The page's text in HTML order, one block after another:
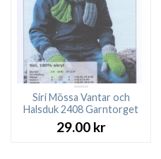
Siri Mössa Vantar och
Halsduk 2408 Garntorget
29.00 kr